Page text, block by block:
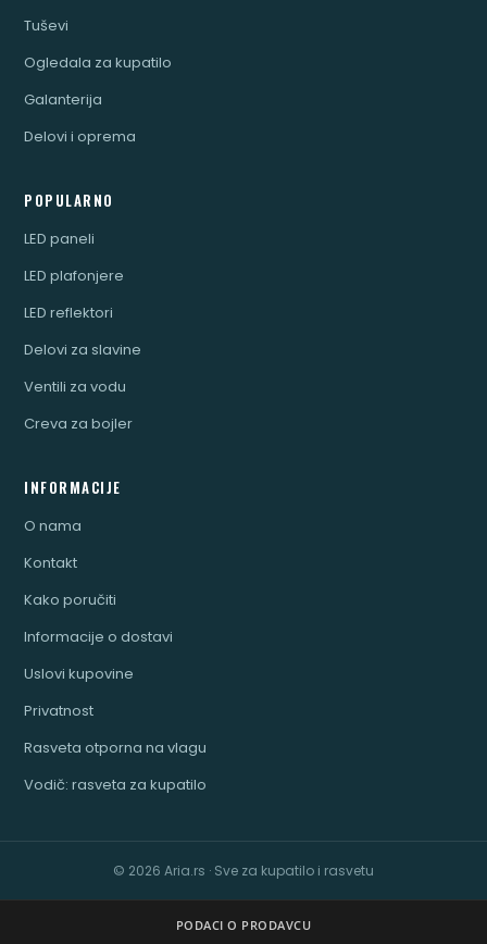
Tuševi
Ogledala za kupatilo
Galanterija
Delovi i oprema
POPULARNO
LED paneli
LED plafonjere
LED reflektori
Delovi za slavine
Ventili za vodu
Creva za bojler
INFORMACIJE
O nama
Kontakt
Kako poručiti
Informacije o dostavi
Uslovi kupovine
Privatnost
Rasveta otporna na vlagu
Vodič: rasveta za kupatilo
© 2026 Aria.rs · Sve za kupatilo i rasvetu
PODACI O PRODAVCU